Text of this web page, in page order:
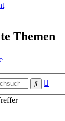
Themen
Suche